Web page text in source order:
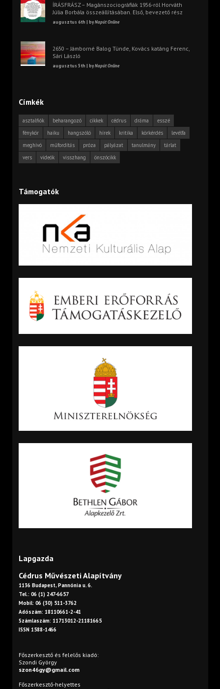
ÍRÁSFRÁSZ – Magánszociográfiák 1956-ról Horváth
Júlia Borbála összeállításában. Első, bevezető rész
augusztus 6th | byNapút Online
2650 – Jámborné Balog Tünde, Kovács katáng Ferenc,
Sári László
augusztus 5th | byNapút Online
Címkék
asztalfiók beharangozó cikkek cédrus dráma
esszé
fénykör
haiku hangszóló hírek kritika körkérdés
levélfa
meghívó
műfordítás próza pályázat tanulmány
tárlat
vers
videók visszhang önszócikk
Támogatók
Lapgazda
Cédrus Művészeti Alapítvány
1136 Budapest, Pannónia u. 6.
Tel.: 06 (1) 247-6657
Mobil: 06 (30) 511-3762
Adószám: 18110661-2-41
Számlaszám: 11713012-21181665
ISSN 1588-1466
Főszerkesztő és felelős kiadó:
Szondi György
szon46gy@gmail.com
Főszerkesztő-helyettes